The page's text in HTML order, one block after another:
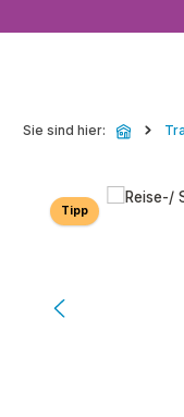
Sie sind hier:
Bildergalerie
Tipp